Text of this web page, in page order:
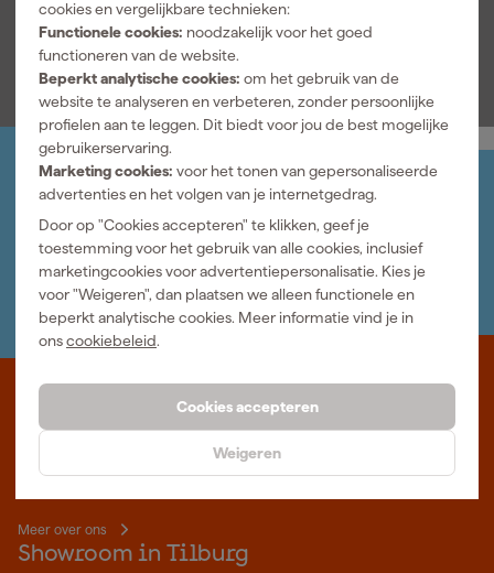
cookies en vergelijkbare technieken:
Functionele cookies: noodzakelijk voor het goed
functioneren van de website.
Beperkt analytische cookies: om het gebruik van de
website te analyseren en verbeteren, zonder persoonlijke
profielen aan te leggen. Dit biedt voor jou de best mogelijke
gebruikerservaring.
Marketing cookies: voor het tonen van gepersonaliseerde
advertenties en het volgen van je internetgedrag.
Door op "Cookies accepteren" te klikken, geef je
toestemming voor het gebruik van alle cookies, inclusief
marketingcookies voor advertentiepersonalisatie. Kies je
voor "Weigeren", dan plaatsen we alleen functionele en
beperkt analytische cookies. Meer informatie vind je in
onscookiebeleid.
Cookies accepteren
Weigeren
Bekijk alle kenmerken
Jouw account
Log-in en beheer je bestellingen en gegevens
Nieuwsbrief
Inschrijven wekelijkse nieuwsbrief
Wij helpen je graag
Neem contact op met één van onze specialisten.
Waar staat Gereedschapcentrum voor
Professioneel gereedschap met advies op maat: wij zijn dé online
specialist, wat je project ook is. Gereedschapcentrum is Beter
Meer over ons
Showroom in Tilburg